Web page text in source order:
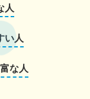
人
い人
な人